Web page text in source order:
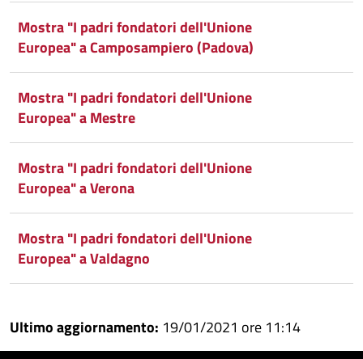
Facebook
Condividi
su
Twitter
Condividi
Google
Condividi
su
Whatsapp
Mostra "I padri fondatori dell'Unione
Europea" a Camposampiero (Padova)
Mostra "I padri fondatori dell'Unione
Europea" a Mestre
Mostra "I padri fondatori dell'Unione
Europea" a Verona
Mostra "I padri fondatori dell'Unione
Europea" a Valdagno
Ultimo aggiornamento: 19/01/2021 ore 11:14